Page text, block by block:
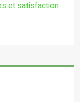
et satisfaction